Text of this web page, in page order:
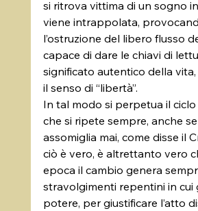
si ritrova vittima di un sogno in
viene intrappolata,
l’ostruzione del libero flusso
capace di dare le chiavi di
significato autentico della
il senso di “libertà”.
In tal modo si perpetua il
che si ripete sempre, anche
assomiglia mai, come disse il
ciò è vero, è altrettanto vero
epoca il cambio genera
stravolgimenti repentini in cui
potere, per giustificare l’atto